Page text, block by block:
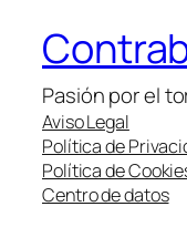
Pasión por el
Aviso Legal
Política de
Política de
Centro de datos